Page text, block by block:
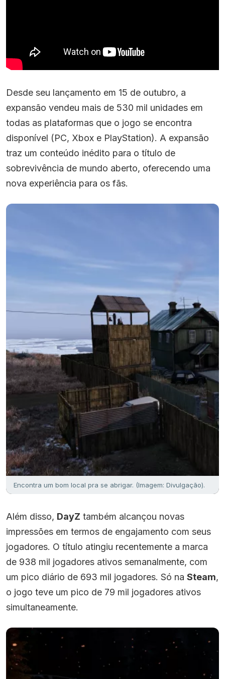
Desde seu lançamento em 15 de outubro, a
expansão vendeu mais de 530 mil unidades em
todas as plataformas que o jogo se encontra
disponível (PC, Xbox e PlayStation). A expansão
traz um conteúdo inédito para o título de
sobrevivência de mundo aberto, oferecendo uma
nova experiência para os fãs.
Encontra um bom local pra se abrigar. (Imagem: Divulgação).
Além disso, DayZ também alcançou novas
impressões em termos de engajamento com seus
jogadores. O título atingiu recentemente a marca
de 938 mil jogadores ativos semanalmente, com
um pico diário de 693 mil jogadores. Só na Steam,
o jogo teve um pico de 79 mil jogadores ativos
simultaneamente.